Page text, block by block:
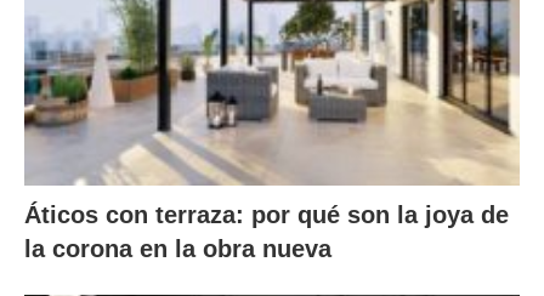
Áticos con terraza: por qué son la joya de
la corona en la obra nueva